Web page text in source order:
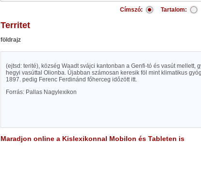
Címszó: Tartalom:
Territet
földrajz
(ejtsd: terité), község Waadt svájci kantonban a Genfi-tó és vasút mellett,
hegyi vasúttal Olionba. Újabban számosan keresik föl mint klimatikus
1897. pedig Ferenc Ferdinánd főherceg időzött itt.
Forrás: Pallas Nagylexikon
Maradjon online a Kislexikonnal Mobilon és Tableten is